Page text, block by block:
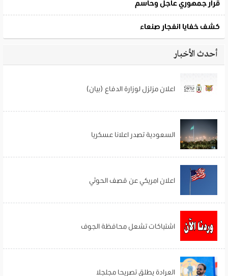
أحدث الأخبار
اعلان مزلزل لوزارة الدفاع (بيان)
السعودية تصدر اعلانا عسكريا
اعلان امريكي عن قصف الحوثي
اشتباكات تشعل محافظة الجوف
العرادة يطلق تصريحا مجلجلا